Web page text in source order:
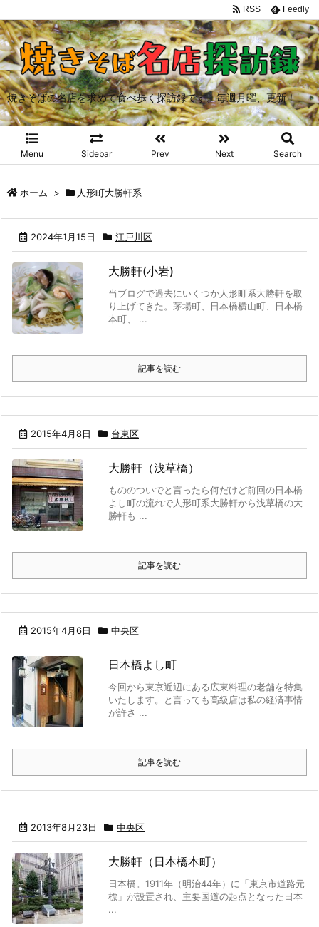
焼きそばの名店を求めて食べ歩く探訪録です。毎週月曜、更新！
Menu Sidebar Prev Next Search
RSS Feedly
ホーム > 人形町大勝軒系
2024年1月15日 江戸川区
大勝軒(小岩)
当ブログで過去にいくつか人形町系大勝軒を取
り上げてきた。茅場町、日本橋横山町、日本橋
本町、 ...
記事を読む
2015年4月8日 台東区
大勝軒（浅草橋）
もののついでと言ったら何だけど前回の日本橋
よし町の流れで人形町系大勝軒から浅草橋の大
勝軒も ...
記事を読む
2015年4月6日 中央区
日本橋よし町
今回から東京近辺にある広東料理の老舗を特集
いたします。と言っても高級店は私の経済事情
が許さ ...
記事を読む
2013年8月23日 中央区
大勝軒（日本橋本町）
日本橋。1911年（明治44年）に「東京市道路元
標」が設置され、主要国道の起点となった日本
...